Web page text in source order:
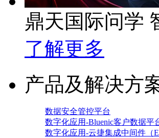
鼎天国际问学
了解更多
产品及解决方
数据安全管控平台
数字化应用-Bluenic客户数据平
数字化应用-云捷集成中间件（